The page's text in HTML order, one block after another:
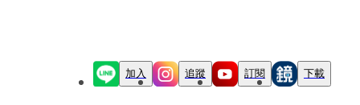
加入 追蹤 訂閱 下載